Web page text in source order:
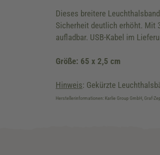
Dieses breitere
Sicherheit deutlich erhöht. Mit
aufladbar. USB-Kabel im
Größe: 65 x 2,5 cm
Hinweis: Gekürzte
Herstellerinformationen: Karlie Group GmbH, Graf-